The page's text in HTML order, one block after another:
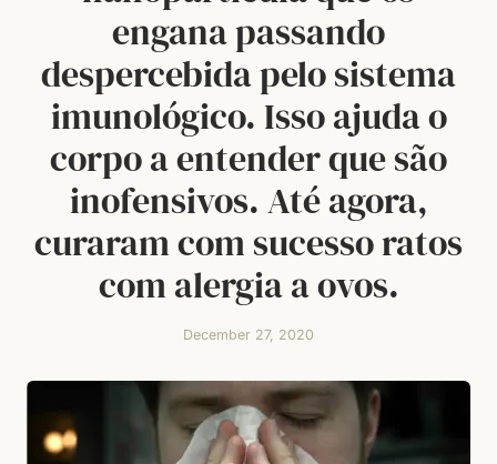
engana passando
despercebida pelo sistema
imunológico. Isso ajuda o
corpo a entender que são
inofensivos. Até agora,
curaram com sucesso ratos
com alergia a ovos.
December 27, 2020